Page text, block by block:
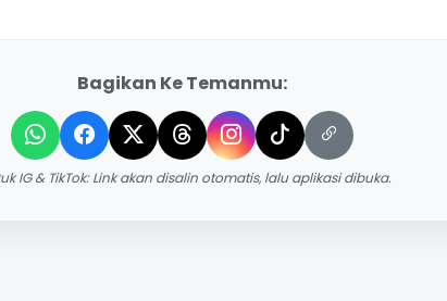
Bagikan Ke Temanmu:
IG & TikTok: Link akan disalin otomatis, lalu aplikasi dibuka.